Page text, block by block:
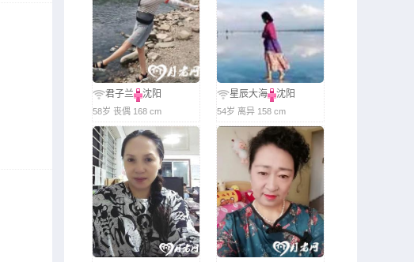
君子兰 沈阳
58岁 丧偶 168 cm
星辰大海 沈阳
54岁 离异 158 cm